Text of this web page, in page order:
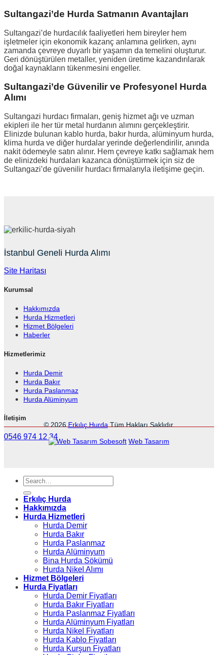
Sultangazi’de Hurda Satmanın Avantajları
Sultangazi’de hurdacılık faaliyetleri hem bireyler hem
işletmeler için ekonomik kazanç anlamına gelirken, aynı
zamanda çevreye duyarlı bir yaşamın da temelini oluşturur.
Geri dönüştürülen metaller, yeniden üretime kazandırılarak
doğal kaynakların tükenmesini engeller.
Sultangazi’de Güvenilir ve Profesyonel Hurda
Alımı
Sultangazi hurdacı firmaları, geniş hizmet ağı ve uzman
ekipleri ile her tür metal hurdanın alımını gerçekleştirir.
Elinizde bulunan kablo hurda, bakır hurda, alüminyum hurda,
klima hurda ve diğer hurdalar yerinde değerlendirilir, anında
nakit ödemeyle satın alınır. Hem çevreye katkı sağlamak hem
de elinizdeki hurdaları kazanca dönüştürmek için siz de
Sultangazi’de güvenilir hurdacı firmalarıyla iletişime geçin.
İstanbul Geneli Hurda Alımı
Site Haritası
Kurumsal
Hakkımızda
Hurda Hizmetleri
Hizmet Bölgeleri
Haberler
Hizmetlerimiz
Hurda Demir
Hurda Bakır
Hurda Paslanmaz
Hurda Alüminyum
İletişim
0546 974 12 34
© 2026 Erkılıç Hurda Tüm Hakları Saklıdır.
Sobesoft Web Tasarım
Erkılıç Hurda
Hakkımızda
Hurda Hizmetleri
Hurda Demir
Hurda Bakır
Hurda Paslanmaz
Hurda Alüminyum
Bina Hurda Sökümü
Hurda Nikel Alımı
Hizmet Bölgeleri
Hurda Fiyatları
Hurda Demir Fiyatları
Hurda Bakır Fiyatları
Hurda Paslanmaz Fiyatları
Hurda Alüminyum Fiyatları
Hurda Nikel Fiyatları
Hurda Kablo Fiyatları
Hurda Kurşun Fiyatları